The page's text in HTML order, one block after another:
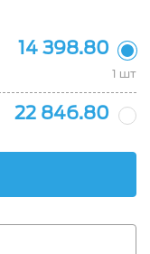
14 398.80
1 шт
22 846.80